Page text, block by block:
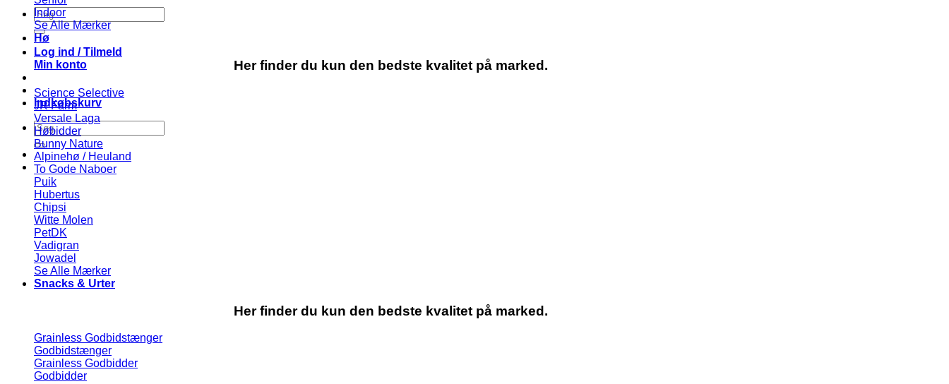
Søg
efter:
Log ind / Tilmeld
Min konto
Indkøbskurv
Søg
efter:
Indoor
Se Alle Mærker
Hø
Her finder du kun den bedste kvalitet på marked.
Science Selective
JR Farm
Versale Laga
Høbidder
Bunny Nature
Alpinehø / Heuland
To Gode Naboer
Puik
Hubertus
Chipsi
Witte Molen
PetDK
Vadigran
Jowadel
Se Alle Mærker
Snacks & Urter
Her finder du kun den bedste kvalitet på marked.
Grainless Godbidstænger
Godbidstænger
Grainless Godbidder
Godbidder